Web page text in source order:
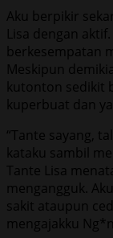
Aku berpikir
Lisa dengan
berkesempatan
Meskipun
kutonton sedikit
kuperbuat dan
“Tante sayang,
kataku sambil
Tante Lisa
mengangguk.
sakit ataupun
mengajakku